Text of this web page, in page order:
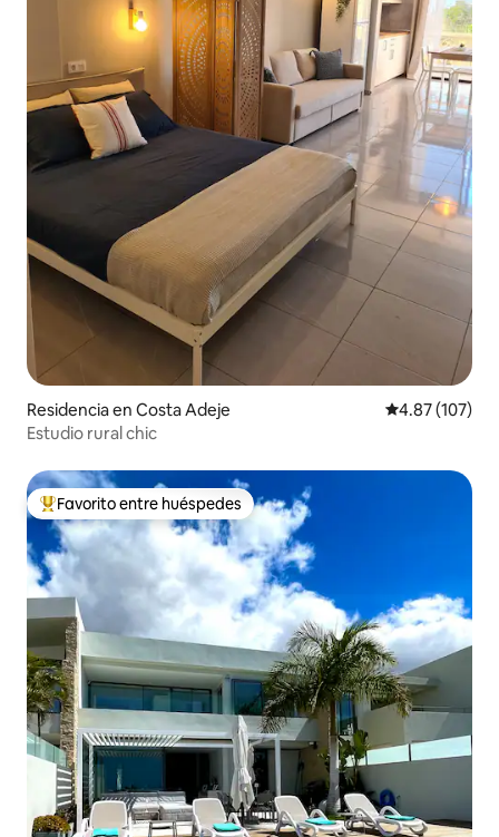
Residencia en Costa Adeje Calificación
4.87 (107)
Estudio rural chic
De los mejores en Favorito entre huéspedes
Favorito entre huéspedes